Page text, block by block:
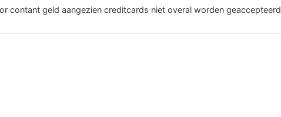
contant geld aangezien creditcards niet overal worden geaccepteerd